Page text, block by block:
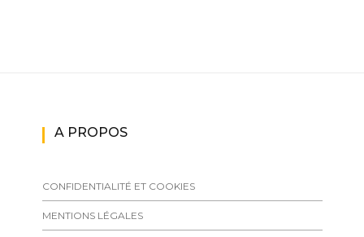
A PROPOS
CONFIDENTIALITÉ ET COOKIES
MENTIONS LÉGALES